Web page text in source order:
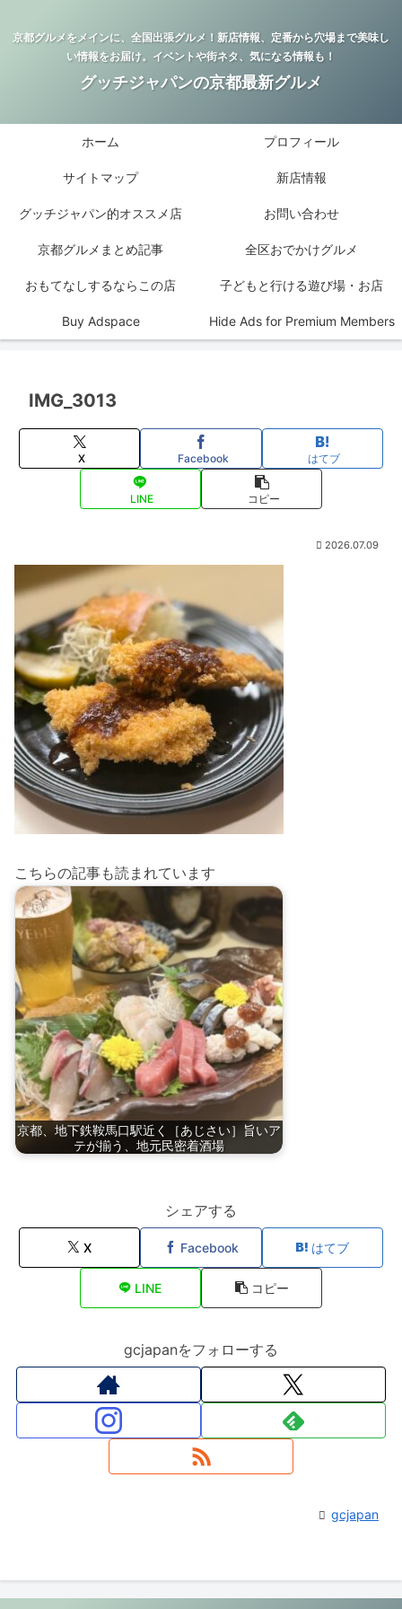
京都グルメをメインに、全国出張グルメ！新店情報、定番から穴場まで美味し
い情報をお届け。イベントや街ネタ、気になる情報も！
グッチジャパンの京都最新グルメ
ホーム プロフィール
サイトマップ 新店情報
グッチジャパン的オススメ店 お問い合わせ
京都グルメまとめ記事 全区おでかけグルメ
おもてなしするならこの店 子どもと行ける遊び場・お店
Buy Adspace Hide Ads for Premium Members
IMG_3013
X Facebook はてブ
LINE コピー
2026.07.09
こちらの記事も読まれています
京都、地下鉄鞍馬口駅近く［あじさい］旨いア
テが揃う、地元民密着酒場
シェアする
X Facebook はてブ
LINE コピー
gcjapanをフォローする
gcjapan